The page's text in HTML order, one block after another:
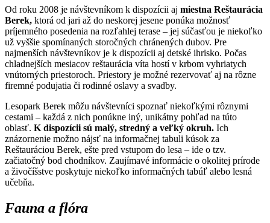
Od roku 2008 je návštevníkom k dispozícii aj miestna Reštaurácia
Berek, ktorá od jari až do neskorej jesene ponúka možnosť
príjemného posedenia na rozľahlej terase – jej súčasťou je niekoľko
už vyššie spomínaných storočných chránených dubov. Pre
najmenších návštevníkov je k dispozícii aj detské ihrisko. Počas
chladnejších mesiacov reštaurácia víta hostí v krbom vyhriatych
vnútorných priestoroch. Priestory je možné rezervovať aj na rôzne
firemné podujatia či rodinné oslavy a svadby.
Lesopark Berek môžu návštevníci spoznať niekoľkými rôznymi
cestami – každá z nich ponúkne iný, unikátny pohľad na túto
oblasť. K dispozícii sú malý, stredný a veľký okruh. Ich
znázornenie možno nájsť na informačnej tabuli kúsok za
Reštauráciou Berek, ešte pred vstupom do lesa – ide o tzv.
začiatočný bod chodníkov. Zaujímavé informácie o okolitej prírode
a živočíšstve poskytuje niekoľko informačných tabúľ alebo lesná
učebňa.
Fauna a flóra